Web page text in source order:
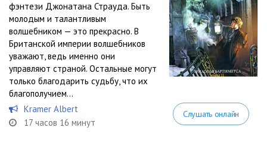
фэнтези Джонатана Страуда. Быть
молодым и талантливым
волшебником — это прекрасно. В
Британской империи волшебников
уважают, ведь именно они
управляют страной. Остальные могут
только благодарить судьбу, что их
благополучием...
Kramer Albert
17 часов 16 минут
Слушать онлайн